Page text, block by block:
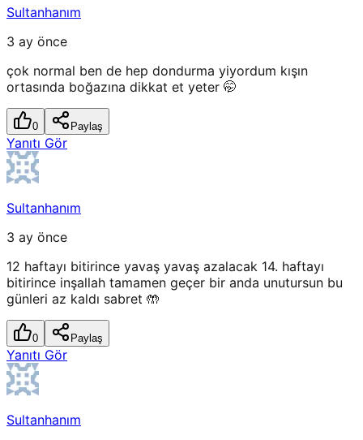
Sultanhanım
3 ay önce
çok normal ben de hep dondurma yiyordum kışın
ortasında boğazına dikkat et yeter 🤭
0 Paylaş
Yanıtı Gör
Sultanhanım
3 ay önce
12 haftayı bitirince yavaş yavaş azalacak 14. haftayı
bitirince inşallah tamamen geçer bir anda unutursun bu
günleri az kaldı sabret 🤲
0 Paylaş
Yanıtı Gör
Sultanhanım